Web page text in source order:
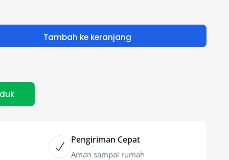
Tambah ke keranjang
Pengiriman Cepat
Aman sampai rumah